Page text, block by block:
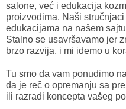
salone, već i edukacija
proizvodima. Naši
edukacijama na našem
Stalno se usavršavamo jer
brzo razvija, i mi idemo u
Tu smo da vam ponudimo
da je reč o opremanju sa
ili razradi koncepta vašeg